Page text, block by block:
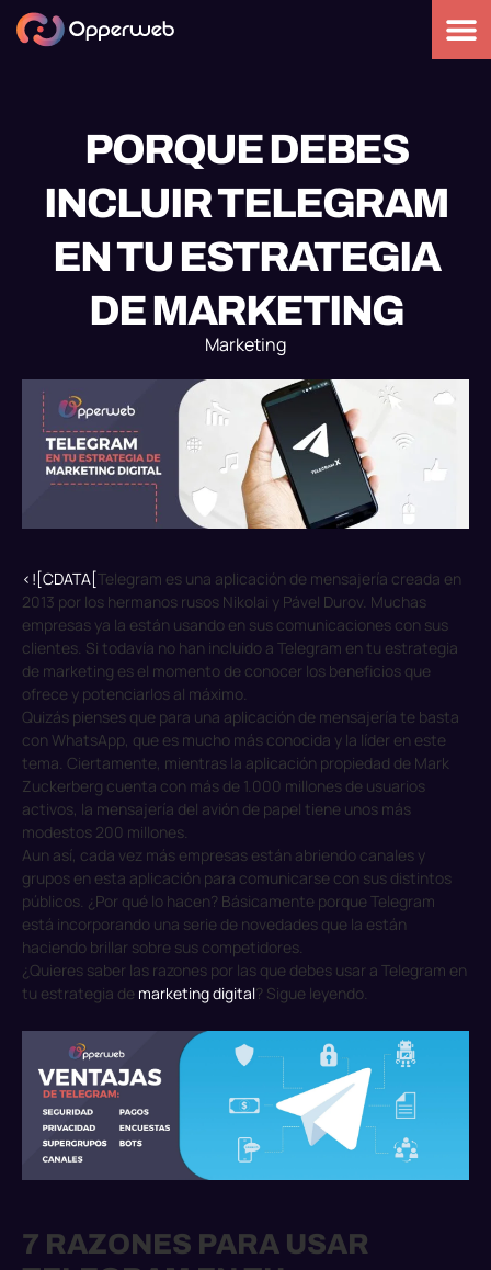
PORQUE DEBES
INCLUIR TELEGRAM
EN TU ESTRATEGIA
DE MARKETING
Marketing
<![CDATA[Telegram es una aplicación de mensajería creada en
2013 por los hermanos rusos Nikolai y Pável Durov. Muchas
empresas ya la están usando en sus comunicaciones con sus
clientes. Si todavía no han incluido a Telegram en tu estrategia
de marketing es el momento de conocer los beneficios que
ofrece y potenciarlos al máximo.
Quizás pienses que para una aplicación de mensajería te basta
con WhatsApp, que es mucho más conocida y la líder en este
tema. Ciertamente, mientras la aplicación propiedad de Mark
Zuckerberg cuenta con más de 1.000 millones de usuarios
activos, la mensajería del avión de papel tiene unos más
modestos 200 millones.
Aun así, cada vez más empresas están abriendo canales y
grupos en esta aplicación para comunicarse con sus distintos
públicos. ¿Por qué lo hacen? Básicamente porque Telegram
está incorporando una serie de novedades que la están
haciendo brillar sobre sus competidores.
¿Quieres saber las razones por las que debes usar a Telegram en
tu estrategia de marketing digital? Sigue leyendo.
7 RAZONES PARA USAR